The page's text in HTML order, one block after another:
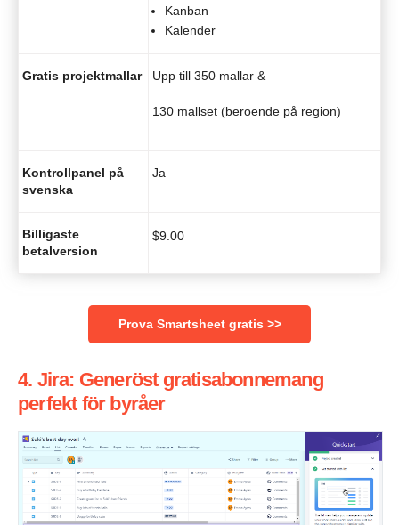
Kanban
Kalender
Gratis projektmallar Upp till 350 mallar &
130 mallset (beroende på region)
Kontrollpanel på
svenska
Ja
Billigaste
betalversion
$9.00
Prova Smartsheet gratis >>
4. Jira: Generöst gratisabonnemang
perfekt för byråer